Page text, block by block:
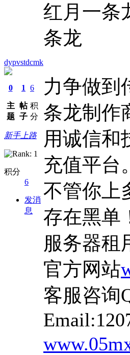
dypvstdcmk
0
主
题
1
帖
子
6
积
分
新手上路
积分
6
发消
息
红月一条
条龙
力争做到
条龙制作
用诚信和
充值平台
不管你上
存在黑单
服务器租
官方网站
客服咨询